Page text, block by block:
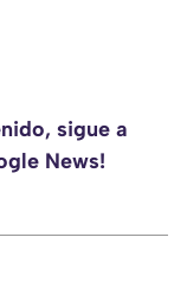
sigue a
News!